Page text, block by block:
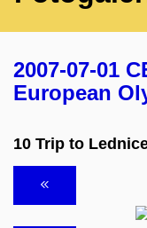
2007-07-01
European
10 Trip to